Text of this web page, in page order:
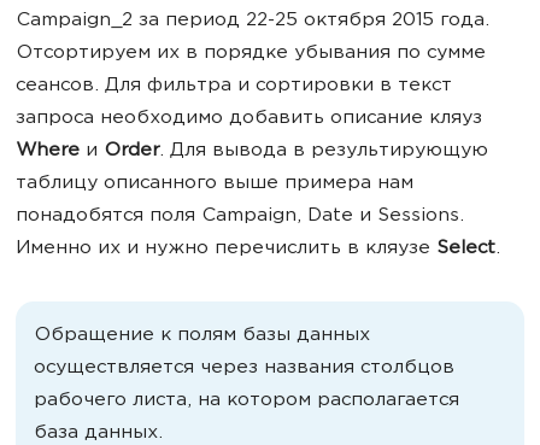
Campaign_2 за период 22-25 октября 2015 года.
Отсортируем их в порядке убывания по сумме
сеансов. Для фильтра и сортировки в текст
запроса необходимо добавить описание кляуз
Where и Order. Для вывода в результирующую
таблицу описанного выше примера нам
понадобятся поля Campaign, Date и Sessions.
Именно их и нужно перечислить в кляузе Select.
Обращение к полям базы данных
осуществляется через названия столбцов
рабочего листа, на котором располагается
база данных.